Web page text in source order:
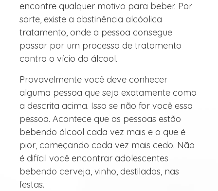
encontre qualquer motivo para beber. Por
sorte, existe a abstinência alcóolica
tratamento, onde a pessoa consegue
passar por um processo de tratamento
contra o vício do álcool.
Provavelmente você deve conhecer
alguma pessoa que seja exatamente como
a descrita acima. Isso se não for você essa
pessoa. Acontece que as pessoas estão
bebendo álcool cada vez mais e o que é
pior, começando cada vez mais cedo. Não
é difícil você encontrar adolescentes
bebendo cerveja, vinho, destilados, nas
festas.